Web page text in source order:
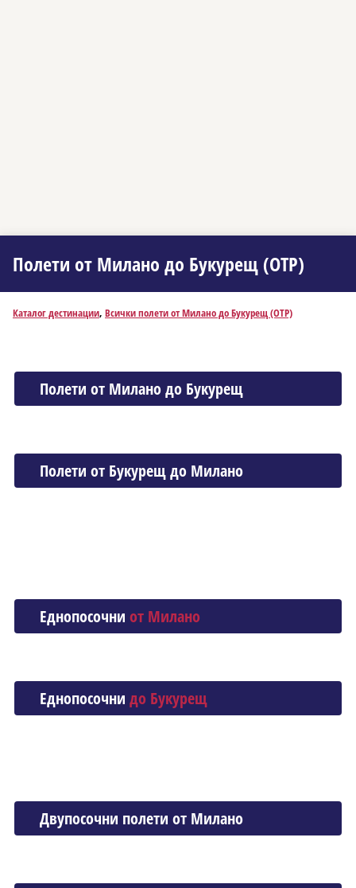
Полети от Миланo до Букурещ (OTP)
Каталог дестинации, Всички полети от Миланo до Букурещ (OTP)
Полети от Миланo до Букурещ
Полети от Букурещ до Миланo
Еднопосочни от Миланo
Еднопосочни до Букурещ
Двупосочни полети от Миланo